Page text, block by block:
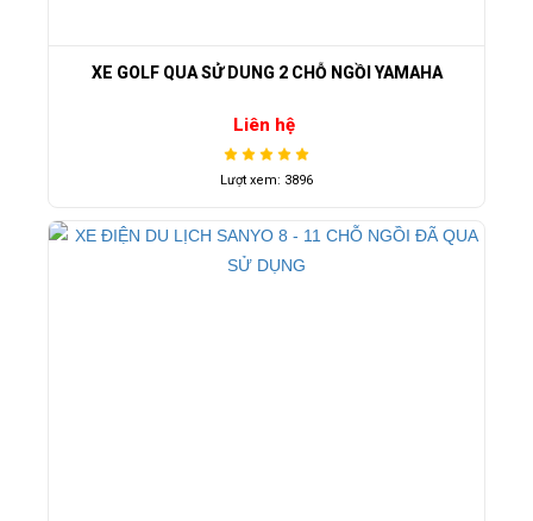
XE GOLF QUA SỬ DUNG 2 CHỖ NGỒI YAMAHA
Liên hệ
Lượt xem: 3896